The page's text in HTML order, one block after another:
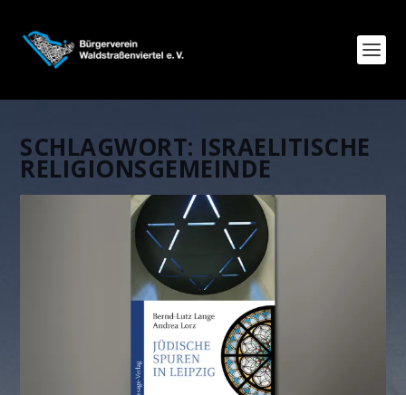
SCHLAGWORT: ISRAELITISCHE
RELIGIONSGEMEINDE